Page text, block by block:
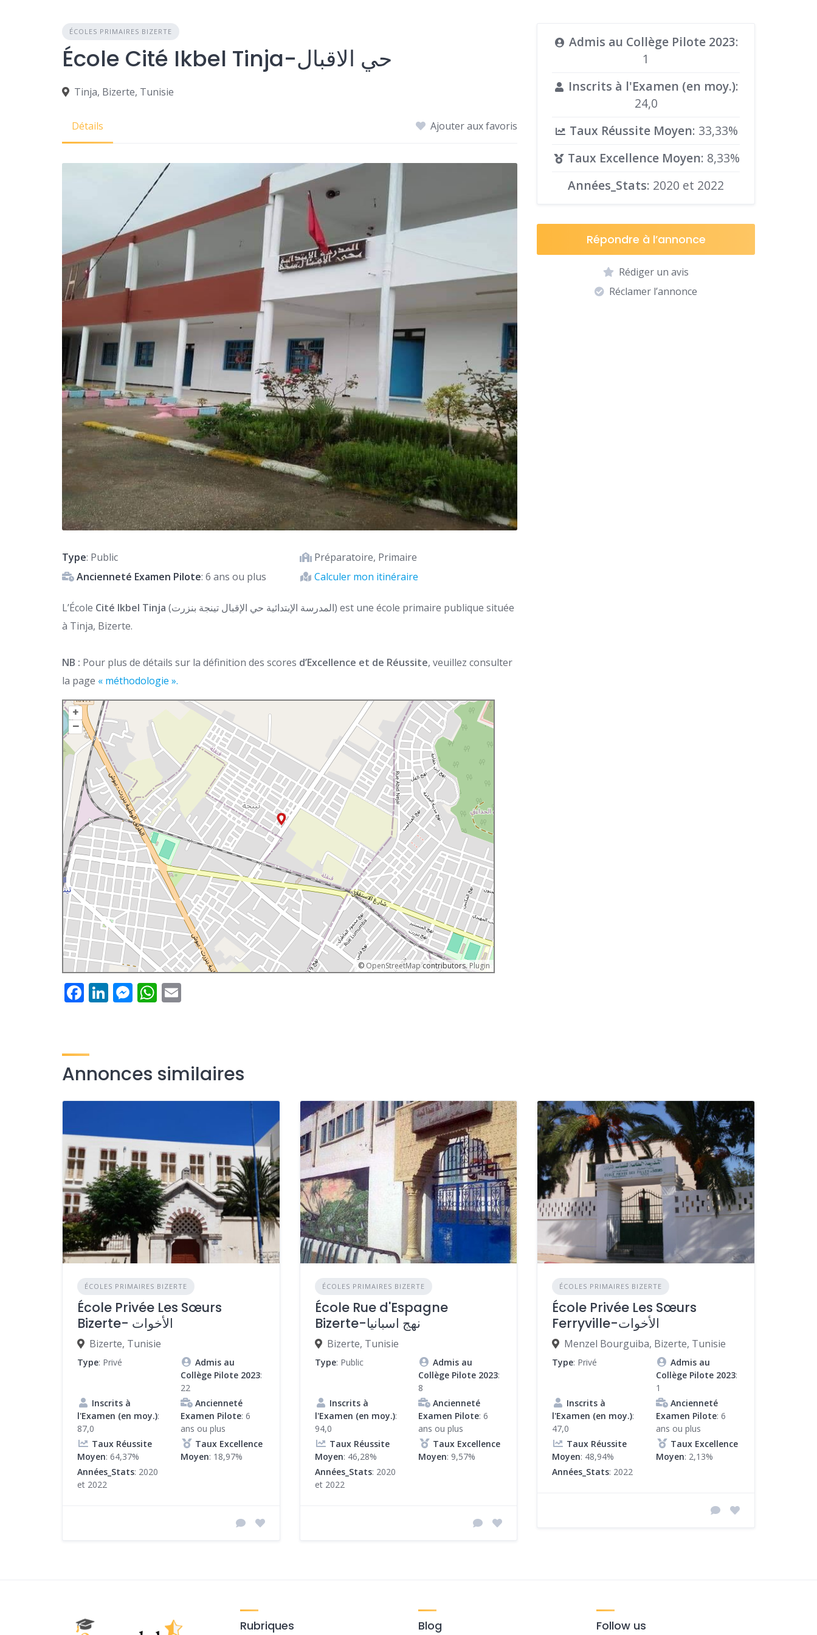
ÉCOLES PRIMAIRES BIZERTE
École Cité Ikbel Tinja-حي الاقبال
Tinja, Bizerte, Tunisie
Détails Ajouter aux favoris
Type: Public
Préparatoire, Primaire
Ancienneté Examen Pilote: 6 ans ou plus Calculer mon itinéraire
L’École Cité Ikbel Tinja (المدرسة الإبتدائية حي الإقبال تينجة بنزرت) est une école primaire publique située
à Tinja, Bizerte.
NB : Pour plus de détails sur la définition des scores d’Excellence et de Réussite, veuillez consulter
la page « méthodologie ».
+
–
© OpenStreetMapcontributors. Plugin
Facebook
LinkedIn
Messenger
WhatsApp
Admis au Collège Pilote 2023:
1
Inscrits à l'Examen (en moy.):
24,0
Taux Réussite Moyen: 33,33%
Taux Excellence Moyen: 8,33%
Années_Stats: 2020 et 2022
Répondre à l’annonce
Rédiger un avis
Réclamer l’annonce
Annonces similaires
ÉCOLES PRIMAIRES BIZERTE
École Privée Les Sœurs
Bizerte- الأخوات
Bizerte, Tunisie
Type: Privé
Admis au
Collège Pilote 2023:
22
Inscrits à
l'Examen (en moy.):
87,0
Ancienneté
Examen Pilote: 6
ans ou plus
Taux Réussite
Moyen: 64,37%
Taux Excellence
Moyen: 18,97%
Années_Stats: 2020
et 2022
ÉCOLES PRIMAIRES BIZERTE
École Rue d'Espagne
Bizerte-نهج اسبانيا
Bizerte, Tunisie
Type: Public
Admis au
Collège Pilote 2023:
8
Inscrits à
l'Examen (en moy.):
94,0
Ancienneté
Examen Pilote: 6
ans ou plus
Taux Réussite
Moyen: 46,28%
Taux Excellence
Moyen: 9,57%
Années_Stats: 2020
et 2022
ÉCOLES PRIMAIRES BIZERTE
École Privée Les Sœurs
Ferryville-الأخوات
Menzel Bourguiba, Bizerte, Tunisie
Type: Privé
Admis au
Collège Pilote 2023:
1
Inscrits à
l'Examen (en moy.):
47,0
Ancienneté
Examen Pilote: 6
ans ou plus
Taux Réussite
Moyen: 48,94%
Taux Excellence
Moyen: 2,13%
Années_Stats: 2022
Rubriques Blog Follow us